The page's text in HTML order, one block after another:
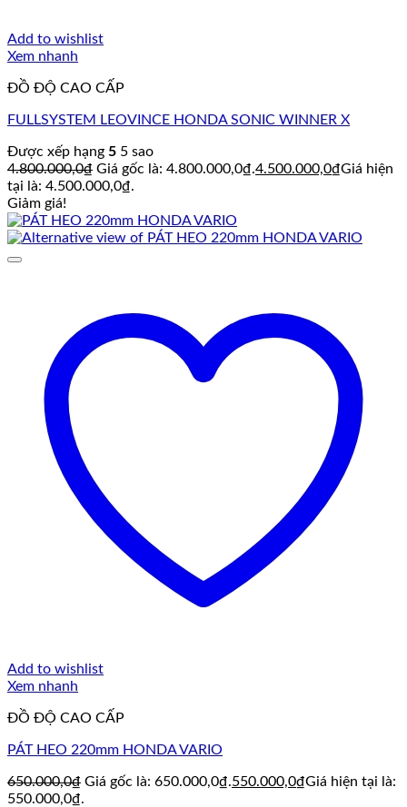
Add to wishlist
Xem nhanh
ĐỒ ĐỘ CAO CẤP
FULLSYSTEM LEOVINCE HONDA SONIC WINNER X
Được xếp hạng 5 5 sao
4.800.000,0₫ Giá gốc là: 4.800.000,0₫.4.500.000,0₫Giá hiện
tại là: 4.500.000,0₫.
Giảm giá!
Add to wishlist
Xem nhanh
ĐỒ ĐỘ CAO CẤP
PÁT HEO 220mm HONDA VARIO
650.000,0₫ Giá gốc là: 650.000,0₫.550.000,0₫Giá hiện tại là:
550.000,0₫.